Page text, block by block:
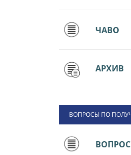
ЧАВО
АРХИВ
ВОПРОСЫ ПО